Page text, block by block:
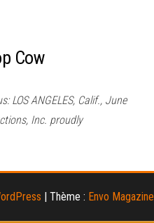
Cow
LOS ANGELES, Calif., June
Inc. proudly
| Thème : Envo Magazine